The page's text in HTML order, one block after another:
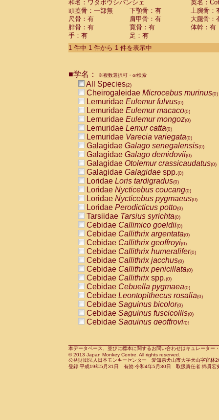
CebidaeSaguinus nigricollis (1)
Cebidae Saguinus oedipus
Cebidae Saguinus weddelli
Cebidae Saguinusspp.
Cebidae Aotus trivirgatus
Cebidae Cebus albifrons
CebidaeCebus nigrivittatus
CebidaeCebus
CebidaeSaimiri boliviensis(0)
CebidaeSaimiri sciureus(0)
AtelidaeAlouatta caraya(0)
AtelidaeAlouatta fusca(0)
AtelidaeAlouatta seniculus
AtelidaeAlouattaspp.(0)
AtelidaeAteles belzebuth(0)
AtelidaeAteles geoffroyi(0)
AtelidaeAteles paniscus(0)
AtelidaeAtelesspp.(0)
Atelidae Lagothrix lagothricha
AtelidaeLagothrix lagothricha cana
PitheciidaeCacajao calvus
PitheciidaeCallicebus cupreus
PitheciidaeCallicebus donacophilus
PitheciidaeCallicebus moloch
PitheciidaeCallicebus torquatus
PitheciidaeCallicebusspp.(0)
PitheciidaeChiropotes satanas(0)
PitheciidaePithecia monachus
PitheciidaePithecia pithecia(0)
CercopithecidaeCercocebus agilis
CercopithecidaeCercocebus
CercopithecidaeCercocebus
CercopithecidaeCercocebus
CercopithecidaeCercocebus
CercopithecidaeCercocebushybrid
CercopithecidaePapio anubis(0)
CercopithecidaePapio cynocephalus
CercopithecidaePapio hamadryas(0)
和名：ワタボウシパンシェ
英名：
頭蓋骨：一部無
下顎骨：有
上腕骨：
尺骨：有
肩甲骨：有
大腿骨：
腓骨：有
寛骨：有
体幹：有
手：有
足：有
1 件中 1 件から 1 件を表示中
■学名： ※複数選択可・or検索
All Species(2)
Cheirogaleidae Microcebus murinus(0)
Lemuridae Eulemur fulvus(0)
Lemuridae Eulemur macaco(0)
Lemuridae Eulemur mongoz(0)
Lemuridae Lemur catta(0)
Lemuridae Varecia variegata(0)
Galagidae Galago senegalensis(0)
Galagidae Galago demidovii(0)
Galagidae Otolemur crassicaudatus(0)
Galagidae Galagidae spp.(0)
Loridae Loris tardigradus(0)
Loridae Nycticebus coucang(0)
Loridae Nycticebus pygmaeus(0)
Loridae Perodicticus potto(0)
Tarsiidae Tarsius syrichta(0)
Cebidae Callimico goeldii(0)
Cebidae Callithrix argentata(0)
Cebidae Callithrix geoffroyi(0)
Cebidae Callithrix humeralifer(0)
Cebidae Callithrix jacchus(0)
Cebidae Callithrix penicillata(0)
Cebidae Callithrixspp.(0)
Cebidae Cebuella pygmaea(0)
Cebidae Leontopithecus rosalia(0)
Cebidae Saguinus bicolor(0)
Cebidae Saguinus fuscicollis(0)
Cebidae Saguinus geoffroyi(0)
CebidaeSaguinus leucopus(0)
CebidaeSaguinus midas(0)
Cebidae Saguinus mystax(0)
本データベース、並びに標本に関するお問い合わせはキュレータ
© 2013 Japan Monkey Centre. All rights reserved.
公益財団法人日本モンキーセンター 愛知県犬山市大字犬山字官
登録:平成19年5月31日 有効:令和4年5月30日 取扱責任者:綿貫宏